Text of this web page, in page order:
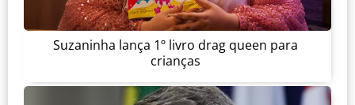
Suzaninha lança 1º livro drag queen para
crianças